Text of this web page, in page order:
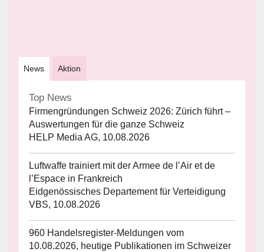
News Aktion
Top News
Firmengründungen Schweiz 2026: Zürich führt –
Auswertungen für die ganze Schweiz
HELP Media AG, 10.08.2026
Luftwaffe trainiert mit der Armee de l’Air et de
l’Espace in Frankreich
Eidgenössisches Departement für Verteidigung
VBS, 10.08.2026
960 Handelsregister-Meldungen vom
10.08.2026, heutige Publikationen im Schweizer